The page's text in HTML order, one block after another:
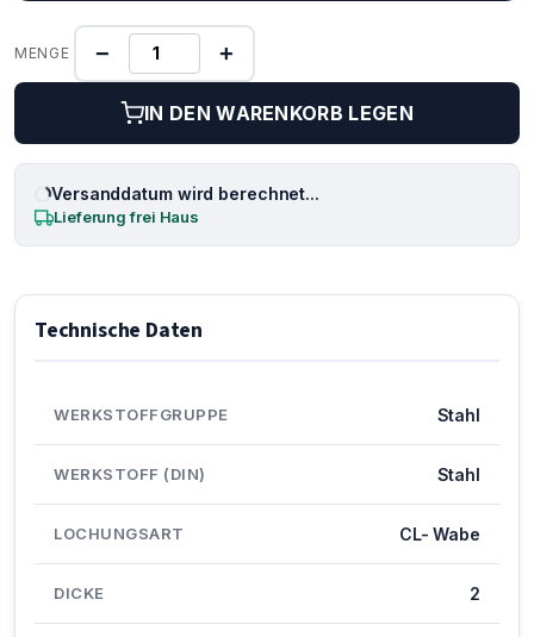
MENGE − +
IN DEN WARENKORB LEGEN
Versanddatum wird berechnet...
Lieferung frei Haus
Technische Daten
WERKSTOFFGRUPPE Stahl
WERKSTOFF (DIN) Stahl
LOCHUNGSART CL- Wabe
DICKE 2